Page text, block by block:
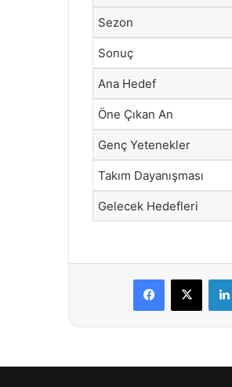
Sezon
Sonuç
Ana Hedef
Öne Çıkan An
Genç Yetenekler
Takım Dayanışması
Gelecek Hedefleri
Facebook
X